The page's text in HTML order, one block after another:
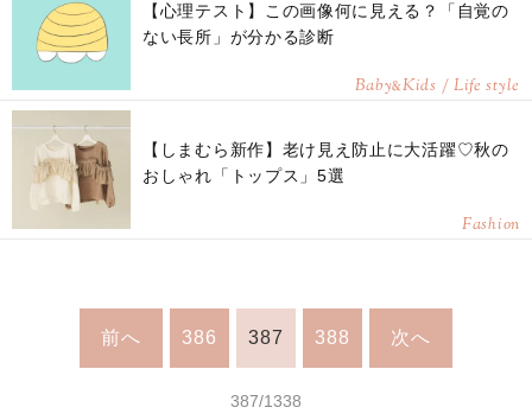
【心理テスト】この画像何に見える？「自覚の
ない長所」が分かる診断
Baby&Kids / Life style
【しまむら新作】老け見え防止に大活躍♡秋の
おしゃれ「トップス」5選
Fashion
前へ 386 387 388 次へ
387/1338